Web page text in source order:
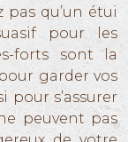
pas qu’un étui
pour les
forts sont la
garder vos
pour s’assurer
peuvent pas